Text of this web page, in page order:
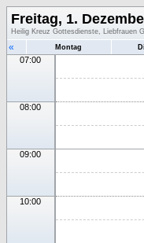
Freitag, 1.
Heilig Kreuz Gottesdienste, Liebfrauen
« Montag
07:00
08:00
09:00
10:00